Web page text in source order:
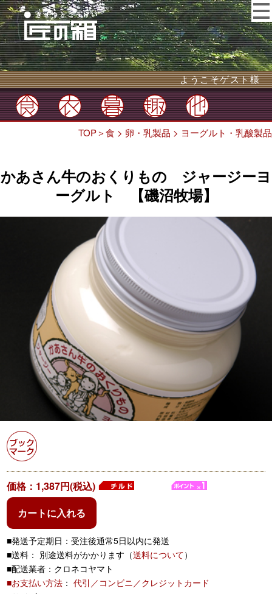
ようこそゲスト様
TOP＞食 > 卵・乳製品 > ヨーグルト・乳酸製品
かあさん牛のおくりもの ジャージーヨ
ーグルト 【磯沼牧場】
価格：1,387円(税込)
カートに入れる
■発送予定期日：受注後通常5日以内に発送
■送料： 別途送料がかかります（送料について）
■配送業者：クロネコヤマト
■お支払い方法 ：代引／コンビニ／クレジットカード